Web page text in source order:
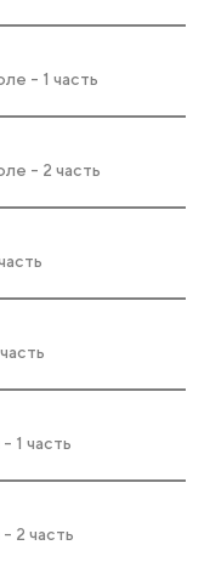
- 1 часть
- 2 часть
1 часть
2 часть